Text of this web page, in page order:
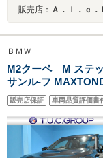
販売店： Ａ．ｌ．ｃ．ＢＭＷ Ｂ
ＢＭＷ
M2クーペ M ステ
サンル-フ
ディスプレイ ヒ-タ-
可変Mサス Mコンパ
クピットBカメラ 2
販売店保証 車両品質評価書